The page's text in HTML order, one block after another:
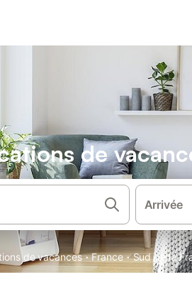
de
Arrivée
de vacances · France · Sud de la